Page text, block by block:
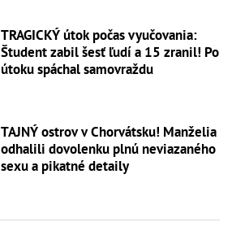
TRAGICKÝ útok počas vyučovania:
Študent zabil šesť ľudí a 15 zranil! Po
útoku spáchal samovraždu
TAJNÝ ostrov v Chorvátsku! Manželia
odhalili dovolenku plnú neviazaného
sexu a pikatné detaily